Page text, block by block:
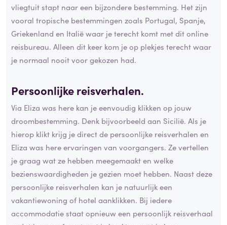
vliegtuit stapt naar een bijzondere bestemming. Het zijn
vooral tropische bestemmingen zoals Portugal, Spanje,
Griekenland en Italië waar je terecht komt met dit online
reisbureau. Alleen dit keer kom je op plekjes terecht waar
je normaal nooit voor gekozen had.
Persoonlijke reisverhalen.
Via Eliza was here kan je eenvoudig klikken op jouw
droombestemming. Denk bijvoorbeeld aan Sicilië. Als je
hierop klikt krijg je direct de persoonlijke reisverhalen en
Eliza was here ervaringen van voorgangers. Ze vertellen
je graag wat ze hebben meegemaakt en welke
bezienswaardigheden je gezien moet hebben. Naast deze
persoonlijke reisverhalen kan je natuurlijk een
vakantiewoning of hotel aanklikken. Bij iedere
accommodatie staat opnieuw een persoonlijk reisverhaal